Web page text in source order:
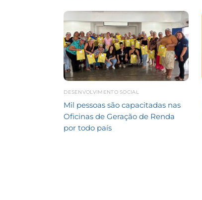
DESENVOLVIMENTO SOCIAL
Mil pessoas são capacitadas nas
Oficinas de Geração de Renda
por todo país